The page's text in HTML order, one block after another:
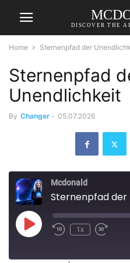
DISCOVER THE
Home Sternenpfad der
Sternenpfad
Unendlichkeit
By Changer - 05.07.2026
Mcdonald
Sternenpfad der
Play
Episode
1x